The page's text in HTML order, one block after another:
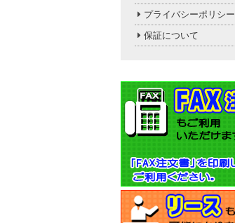
プライバシーポリシー
保証について